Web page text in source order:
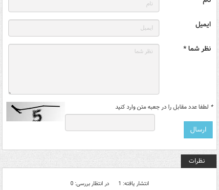
ایمیل
نظر شما *
* لطفا عدد مقابل را در جعبه متن وارد کنید
نظرات
انتشار یافته: 1 در انتظار بررسی: 0